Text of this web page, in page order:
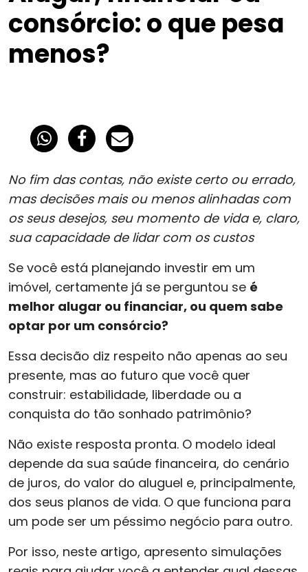
consórcio: o que pesa
menos?
No fim das contas, não existe certo ou errado,
mas decisões mais ou menos alinhadas com
os seus desejos, seu momento de vida e, claro,
sua capacidade de lidar com os custos
Se você está planejando investir em um
imóvel, certamente já se perguntou se é
melhor alugar ou financiar, ou quem sabe
optar por um consórcio?
Essa decisão diz respeito não apenas ao seu
presente, mas ao futuro que você quer
construir: estabilidade, liberdade ou a
conquista do tão sonhado patrimônio?
Não existe resposta pronta. O modelo ideal
depende da sua saúde financeira, do cenário
de juros, do valor do aluguel e, principalmente,
dos seus planos de vida. O que funciona para
um pode ser um péssimo negócio para outro.
Por isso, neste artigo, apresento simulações